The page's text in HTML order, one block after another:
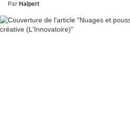
Par Halpert